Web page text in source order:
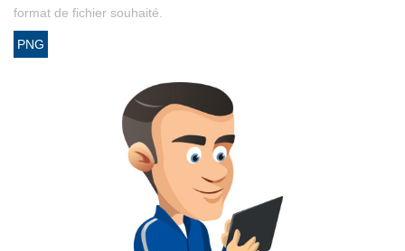
format de fichier souhaité.
PNG